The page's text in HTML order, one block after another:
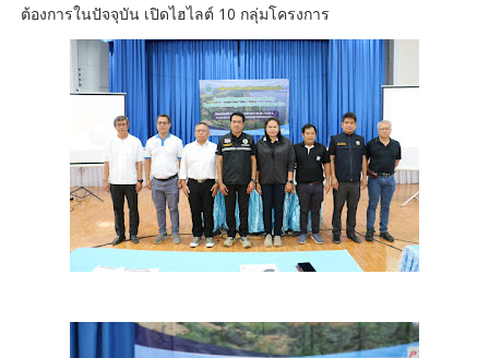
ต้องการในปัจจุบัน เปิดไฮไลต์ 10 กลุ่มโครงการ